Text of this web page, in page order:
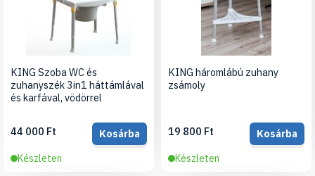
KING Szoba WC és
zuhanyszék 3in1 háttámlával
és karfával, vödörrel
44 000 Ft
Kosárba
Készleten
KING háromlábú zuhany
zsámoly
19 800 Ft
Kosárba
Készleten